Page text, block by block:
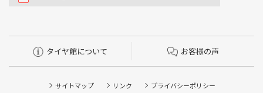
タイヤ館について お客様の声
サイトマップ リンク
プライバシーポリシー